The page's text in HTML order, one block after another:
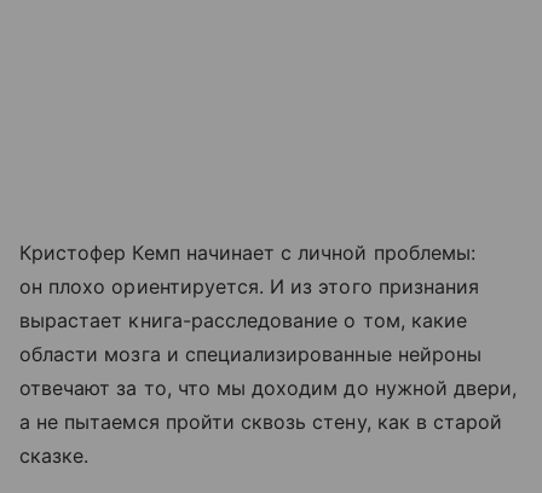
Кристофер Кемп начинает с личной проблемы:
он плохо ориентируется. И из этого признания
вырастает книга-расследование о том, какие
области мозга и специализированные нейроны
отвечают за то, что мы доходим до нужной двери,
а не пытаемся пройти сквозь стену, как в старой
сказке.